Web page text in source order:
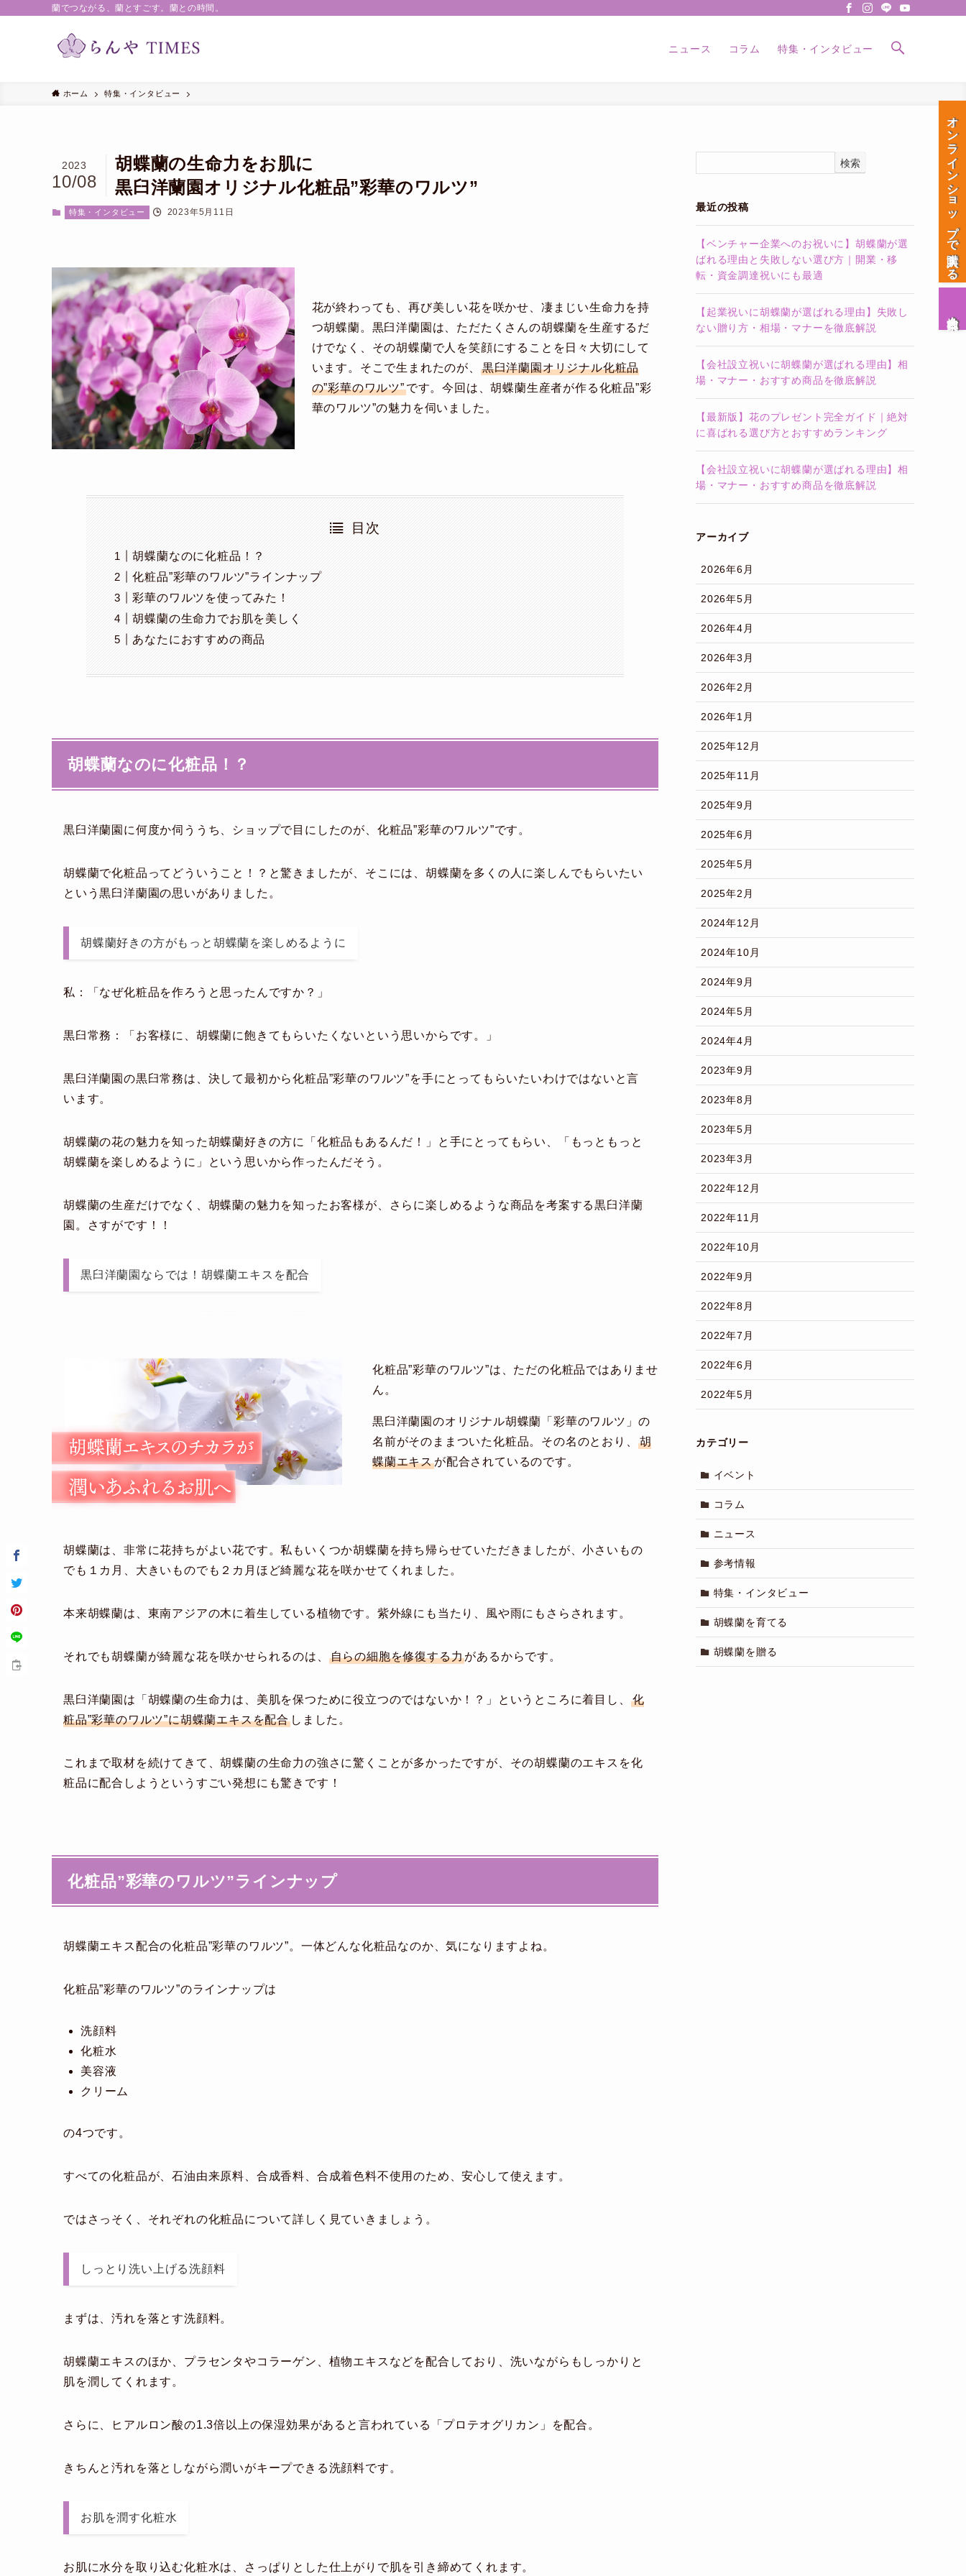
蘭でつながる、蘭とすごす。蘭との時間。
ニュース コラム 特集・インタビュー
ホーム 特集・インタビュー
胡蝶蘭の生命力をお肌に
黒臼洋蘭園オリジナル化粧品”彩華のワルツ”
2023
10/08
特集・インタビュー 2023年5月11日
花が終わっても、再び美しい花を咲かせ、凄まじい生命力を持
つ胡蝶蘭。黒臼洋蘭園は、ただたくさんの胡蝶蘭を生産するだ
けでなく、その胡蝶蘭で人を笑顔にすることを日々大切にして
います。そこで生まれたのが、
黒臼洋蘭園オリジナル化粧品
の”彩華のワルツ”です。今回は、胡蝶蘭生産者が作る化粧品”彩
華のワルツ”の魅力を伺いました。
目次
胡蝶蘭なのに化粧品！？
化粧品”彩華のワルツ”ラインナップ
彩華のワルツを使ってみた！
胡蝶蘭の生命力でお肌を美しく
あなたにおすすめの商品
胡蝶蘭なのに化粧品！？
黒臼洋蘭園に何度か伺ううち、ショップで目にしたのが、化粧品”彩華のワルツ”です。
胡蝶蘭で化粧品ってどういうこと！？と驚きましたが、そこには、胡蝶蘭を多くの人に楽しんでもらいたい
という黒臼洋蘭園の思いがありました。
胡蝶蘭好きの方がもっと胡蝶蘭を楽しめるように
私：「なぜ化粧品を作ろうと思ったんですか？」
黒臼常務：「お客様に、胡蝶蘭に飽きてもらいたくないという思いからです。」
黒臼洋蘭園の黒臼常務は、決して最初から化粧品”彩華のワルツ”を手にとってもらいたいわけではないと言
います。
胡蝶蘭の花の魅力を知った胡蝶蘭好きの方に「化粧品もあるんだ！」と手にとってもらい、「もっともっと
胡蝶蘭を楽しめるように」という思いから作ったんだそう。
胡蝶蘭の生産だけでなく、胡蝶蘭の魅力を知ったお客様が、さらに楽しめるような商品を考案する黒臼洋蘭
園。さすがです！！
黒臼洋蘭園ならでは！胡蝶蘭エキスを配合
化粧品”彩華のワルツ”は、ただの化粧品ではありませ
ん。
黒臼洋蘭園のオリジナル胡蝶蘭「彩華のワルツ」の
名前がそのままついた化粧品。その名のとおり、
胡
蝶蘭エキスが配合されているのです。
胡蝶蘭は、非常に花持ちがよい花です。私もいくつか胡蝶蘭を持ち帰らせていただきましたが、小さいもの
でも１カ月、大きいものでも２カ月ほど綺麗な花を咲かせてくれました。
本来胡蝶蘭は、東南アジアの木に着生している植物です。紫外線にも当たり、風や雨にもさらされます。
それでも胡蝶蘭が綺麗な花を咲かせられるのは、 自らの細胞を修復する力があるからです。
黒臼洋蘭園は「胡蝶蘭の生命力は、美肌を保つために役立つのではないか！？」というところに着目し、
化
粧品”彩華のワルツ”に胡蝶蘭エキスを配合 しました。
これまで取材を続けてきて、胡蝶蘭の生命力の強さに驚くことが多かったですが、その胡蝶蘭のエキスを化
粧品に配合しようというすごい発想にも驚きです！
化粧品”彩華のワルツ”ラインナップ
胡蝶蘭エキス配合の化粧品”彩華のワルツ”。一体どんな化粧品なのか、気になりますよね。
化粧品”彩華のワルツ”のラインナップは
洗顔料
化粧水
美容液
クリーム
の4つです。
すべての化粧品が、石油由来原料、合成香料、合成着色料不使用のため、安心して使えます。
ではさっそく、それぞれの化粧品について詳しく見ていきましょう。
しっとり洗い上げる洗顔料
まずは、汚れを落とす洗顔料。
胡蝶蘭エキスのほか、プラセンタやコラーゲン、植物エキスなどを配合しており、洗いながらもしっかりと
肌を潤してくれます。
さらに、ヒアルロン酸の1.3倍以上の保湿効果があると言われている「プロテオグリカン」を配合。
きちんと汚れを落としながら潤いがキープできる洗顔料です。
お肌を潤す化粧水
お肌に水分を取り込む化粧水は、さっぱりとした仕上がりで肌を引き締めてくれます。
オンラインショップで購入する
検索
最近の投稿
【ベンチャー企業へのお祝いに】胡蝶蘭が選
ばれる理由と失敗しない選び方｜開業・移
転・資金調達祝いにも最適
【起業祝いに胡蝶蘭が選ばれる理由】失敗し
ない贈り方・相場・マナーを徹底解説
【会社設立祝いに胡蝶蘭が選ばれる理由】相
場・マナー・おすすめ商品を徹底解説
【最新版】花のプレゼント完全ガイド｜絶対
に喜ばれる選び方とおすすめランキング
【会社設立祝いに胡蝶蘭が選ばれる理由】相
場・マナー・おすすめ商品を徹底解説
アーカイブ
2026年6月
2026年5月
2026年4月
2026年3月
2026年2月
2026年1月
2025年12月
2025年11月
2025年9月
2025年6月
2025年5月
2025年2月
2024年12月
2024年10月
2024年9月
2024年5月
2024年4月
2023年9月
2023年8月
2023年5月
2023年3月
2022年12月
2022年11月
2022年10月
2022年9月
2022年8月
2022年7月
2022年6月
2022年5月
カテゴリー
イベント
コラム
ニュース
参考情報
特集・インタビュー
胡蝶蘭を育てる
胡蝶蘭を贈る